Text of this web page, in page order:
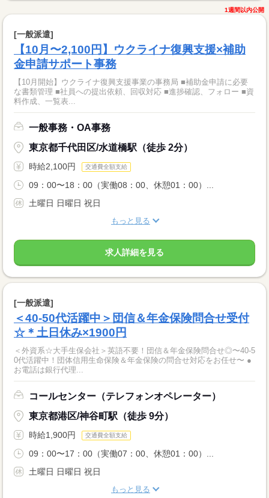
1週間以内公開
[一般派遣]
【10月〜2,100円】ウクライナ復興支援×補助
金申請サポート事務
【10月開始】ウクライナ復興支援事業の事務局 ■補助金申請に必要
な書類管理 ■社員への提出依頼、回収対応 ■進捗確認、フォロー ■資
料作成、一覧表...
一般事務・OA事務
東京都千代田区/水道橋駅（徒歩 2分）
時給2,100円 交通費全額支給
09：00〜18：00（実働08：00、休憩01：00）...
土曜日 日曜日 祝日
もっと見る
求人詳細を見る
[一般派遣]
＜40-50代活躍中＞団信＆年金保険問合せ受付
☆＊土日休み×1900円
＜外資系☆大手生保会社＞英語不要！団信＆年金保険問合せ◎〜40-5
0代活躍中！団体信用生命保険＆年金保険の問合せ対応をお任せ〜 ●
お電話は銀行代理...
コールセンター（テレフォンオペレーター）
東京都港区/神谷町駅（徒歩 9分）
時給1,900円 交通費全額支給
09：00〜17：00（実働07：00、休憩01：00）...
土曜日 日曜日 祝日
もっと見る